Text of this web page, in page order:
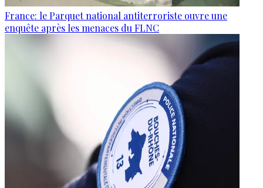
France: le Parquet national antiterroriste ouvre une
enquête après les menaces du FLNC